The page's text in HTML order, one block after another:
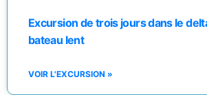
Excursion de trois jours dans le
bateau lent
VOIR L'EXCURSION »